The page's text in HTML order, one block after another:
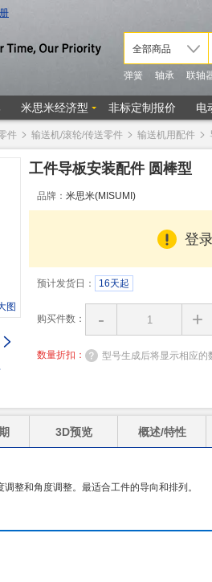
件 输送机/滚轮/传送零件 输送机用配件
图
工件导板安装配件 圆棒型
品牌： 米思米(MISUMI)
登
预计发货日： 16天起
购买件数： - +
数量折扣： 型号生成后将显示相应的
3D预览 概述/特性
整和角度调整。最适合工件的导向和排列。